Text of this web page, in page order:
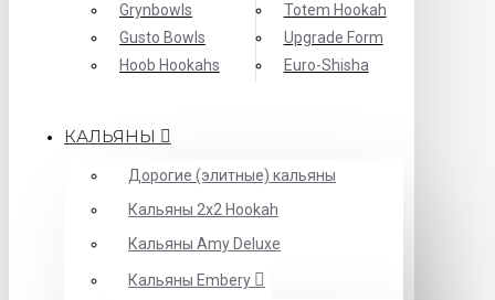
Grynbowls
Gusto Bowls
Hoob Hookahs
Totem Hookah
Upgrade Form
Еuro-Shisha
КАЛЬЯНЫ
Дорогие (элитные) кальяны
Кальяны 2х2 Hookah
Кальяны Amy Deluxe
Кальяны Embery